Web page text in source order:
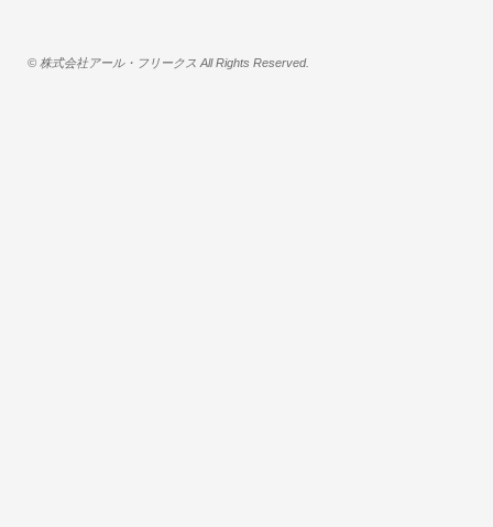
© 株式会社アール・フリークス All Rights Reserved.